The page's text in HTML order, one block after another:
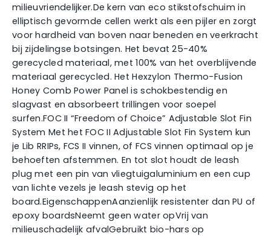
milieuvriendelijker.De kern van eco stikstofschuim in
elliptisch gevormde cellen werkt als een pijler en zorgt
voor hardheid van boven naar beneden en veerkracht
bij zijdelingse botsingen. Het bevat 25-40%
gerecycled materiaal, met 100% van het overblijvende
materiaal gerecycled. Het Hexzylon Thermo-Fusion
Honey Comb Power Panel is schokbestendig en
slagvast en absorbeert trillingen voor soepel
surfen.FOC II “Freedom of Choice” Adjustable Slot Fin
System Met het FOC II Adjustable Slot Fin System kun
je Lib RRIPs, FCS II vinnen, of FCS vinnen optimaal op je
behoeften afstemmen. En tot slot houdt de leash
plug met een pin van vliegtuigaluminium en een cup
van lichte vezels je leash stevig op het
board.EigenschappenAanzienlijk resistenter dan PU of
epoxy boardsNeemt geen water opVrij van
milieuschadelijk afvalGebruikt bio-hars op